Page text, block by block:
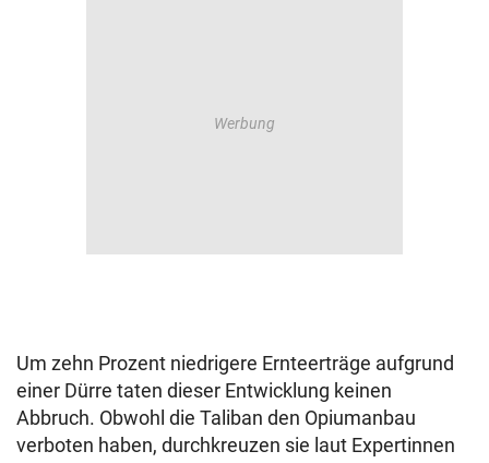
Um zehn Prozent niedrigere Ernteerträge aufgrund
einer Dürre taten dieser Entwicklung keinen
Abbruch. Obwohl die Taliban den Opiumanbau
verboten haben, durchkreuzen sie laut Expertinnen